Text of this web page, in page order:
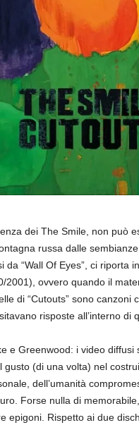
dei The Smile, non può
russa dalle
da “Wall Of Eyes”, ci riporta
2001), ovvero quando il
di “Cutouts” sono canzoni
risposte all’interno di
e Greenwood: i video diffusi
(di una volta) nel
dell’umanità
Forse nulla di
epigoni. Rispetto ai due